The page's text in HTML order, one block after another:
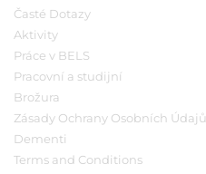
Časté Dotazy
Aktivity
Práce v BELS
Pracovní a studijní
Brožura
Zásady Ochrany Osobních Údajů
Dementi
Terms and Conditions